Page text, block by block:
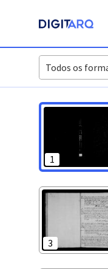
Todos os
1
3